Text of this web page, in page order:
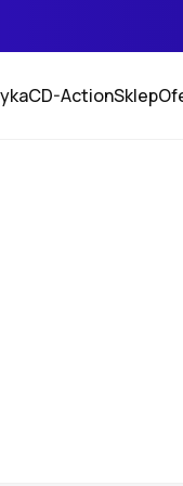
CD-ActionSklep